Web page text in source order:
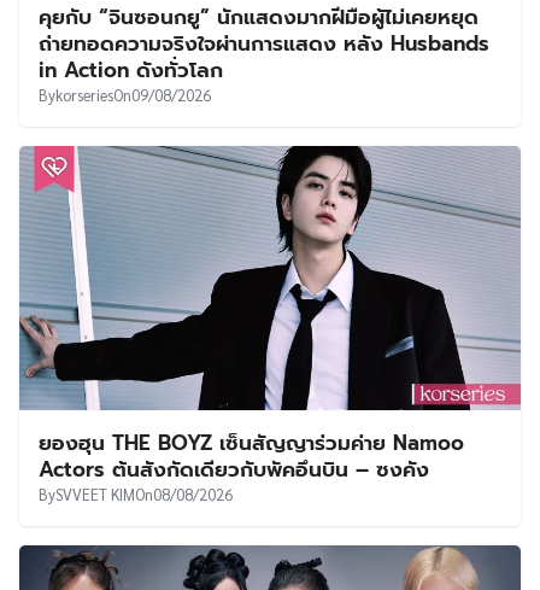
คุยกับ “จินซอนกยู” นักแสดงมากฝีมือผู้ไม่เคยหยุด
ถ่ายทอดความจริงใจผ่านการแสดง หลัง Husbands
in Action ดังทั่วโลก
BykorseriesOn09/08/2026
ยองฮุน THE BOYZ เซ็นสัญญาร่วมค่าย Namoo
Actors ต้นสังกัดเดียวกับพัคอึนบิน – ซงคัง
BySVVEET KIMOn08/08/2026